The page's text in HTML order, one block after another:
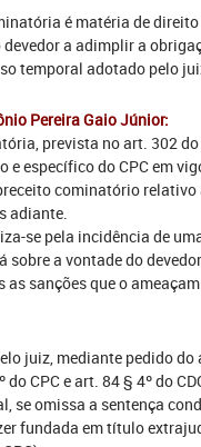
é matéria de
a adimplir a
temporal adotado pelo
Pereira Gaio Júnior:
prevista no art. 302
e específico do CPC em
cominatório
adiante.
se pela incidência de
sobre a vontade do
sanções que o
juiz, mediante pedido
CPC e art. 84 § 4º do
se omissa a sentença
fundada em título